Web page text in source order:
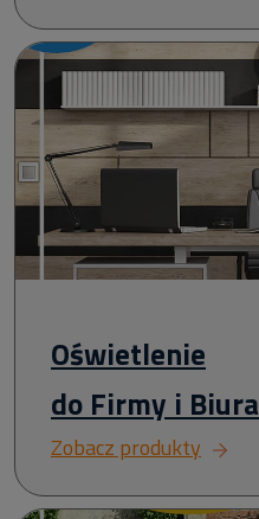
Oświetlenie
do Firmy i Biura
Zobacz produkty